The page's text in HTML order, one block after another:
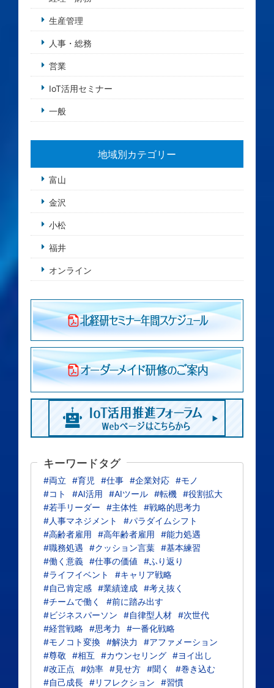
生産管理
人事・総務
営業
IoT活用セミナー
一般
地域別カテゴリー
富山
金沢
小松
福井
オンライン
キーワードタグ
#両立 #育児 #仕事 #企業対応 #モノ
#コト
#AI活用 #AIツール #転機 #役割拡大
#若手リーダー
#主体性
#戦略的思考力
#人事マネジメント
#パラダイムシフト
#高齢者雇用
#高年齢者雇用
#能力処遇
#職務処遇
#クッション言葉 #基本練習
#働く意義 #仕事の価値
#ふり返り
#ライフイベント
#キャリア戦略
#自己肯定感 #業績達成 #考え抜く
#チームで働く
#前に踏み出す
#ビジネスパーソン
#自律型人材 #次世代
#経営戦略 #思考力
#一番化戦略
#モノコト変換 #解決力
#アファメーション
#尊敬
#相互 #カウンセリング #ヨイ出し
#改正点
#効率 #見せ方 #聞く
#巻き込む
#自己成長 #リフレクション
#習慣